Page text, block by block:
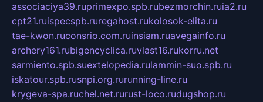
associaciya39.ruprimexpo.spb.rubezmorchin.ruia2.ru
cpt21.ruispecspb.ruregahost.rukolosok-elita.ru
tae-kwon.ruconsrio.com.ruinsiam.ruavegainfo.ru
archery161.rubigencyclica.ruvlast16.rukorru.net
sarmiento.spb.suextelopedia.rulammin-suo.spb.ru
iskatour.spb.rusnpi.org.rurunning-line.ru
krygeva-spa.ruchel.net.rurust-loco.rudugshop.ru